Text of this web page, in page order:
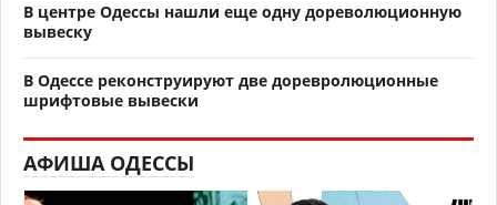
В центре Одессы нашли еще одну дореволюционную
вывеску
В Одессе реконструируют две доревролюционные
шрифтовые вывески
АФИША ОДЕССЫ